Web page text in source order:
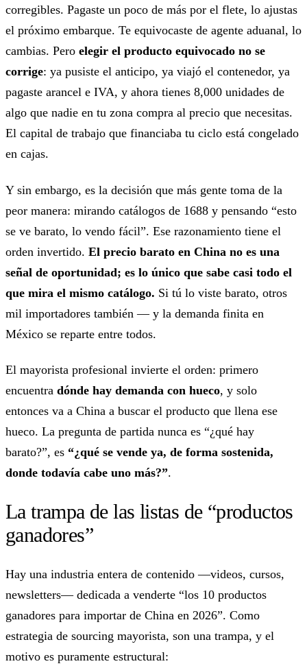
corregibles. Pagaste un poco de más por el flete, lo ajustas
el próximo embarque. Te equivocaste de agente aduanal, lo
cambias. Pero elegir el producto equivocado no se
corrige: ya pusiste el anticipo, ya viajó el contenedor, ya
pagaste arancel e IVA, y ahora tienes 8,000 unidades de
algo que nadie en tu zona compra al precio que necesitas.
El capital de trabajo que financiaba tu ciclo está congelado
en cajas.
Y sin embargo, es la decisión que más gente toma de la
peor manera: mirando catálogos de 1688 y pensando “esto
se ve barato, lo vendo fácil”. Ese razonamiento tiene el
orden invertido. El precio barato en China no es una
señal de oportunidad; es lo único que sabe casi todo el
que mira el mismo catálogo. Si tú lo viste barato, otros
mil importadores también — y la demanda finita en
México se reparte entre todos.
El mayorista profesional invierte el orden: primero
encuentra dónde hay demanda con hueco, y solo
entonces va a China a buscar el producto que llena ese
hueco. La pregunta de partida nunca es “¿qué hay
barato?”, es “¿qué se vende ya, de forma sostenida,
donde todavía cabe uno más?”.
La trampa de las listas de “productos
ganadores”
Hay una industria entera de contenido —videos, cursos,
newsletters— dedicada a venderte “los 10 productos
ganadores para importar de China en 2026”. Como
estrategia de sourcing mayorista, son una trampa, y el
motivo es puramente estructural: